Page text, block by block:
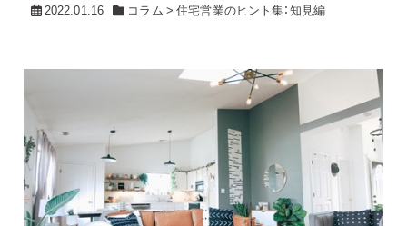
2022.01.16 コラム >住宅営業のヒント集：知見編